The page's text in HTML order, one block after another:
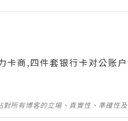
卡商,四件套银行卡对公账
所有博客的立場、真實性、準確性